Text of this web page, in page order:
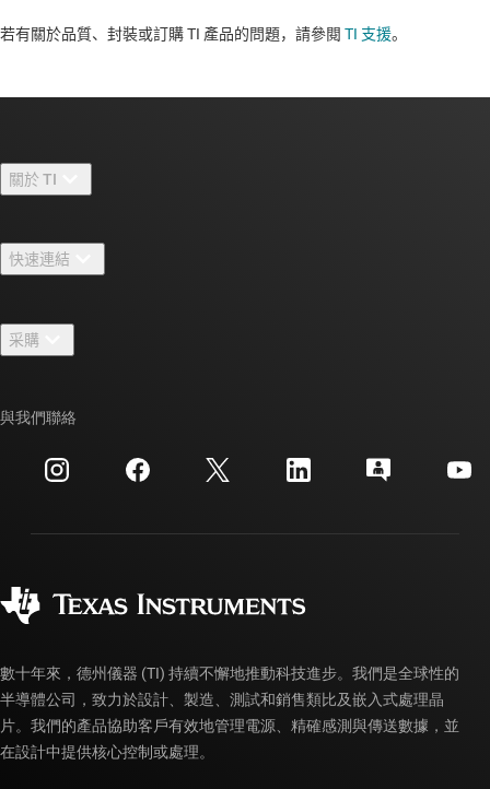
若有關於品質、封裝或訂購 TI 產品的問題，請參閱 TI 支援。​​​​​​​​​​​​​​
關於 TI
人才招募
新聞室
活動
投資人關系
快速連結
TI E2E™ 設計支援論壇
交互參考搜索
客戶支援中心
myTI 帳戶常見問題解答
采購
訂購 FAQ
與我們聯絡
數十年來，德州儀器 (TI) 持續不懈地推動科技進步。我們是全球性的
半導體公司，致力於設計、製造、測試和銷售類比及嵌入式處理晶
片。我們的產品協助客戶有效地管理電源、精確感測與傳送數據，並
在設計中提供核心控制或處理。